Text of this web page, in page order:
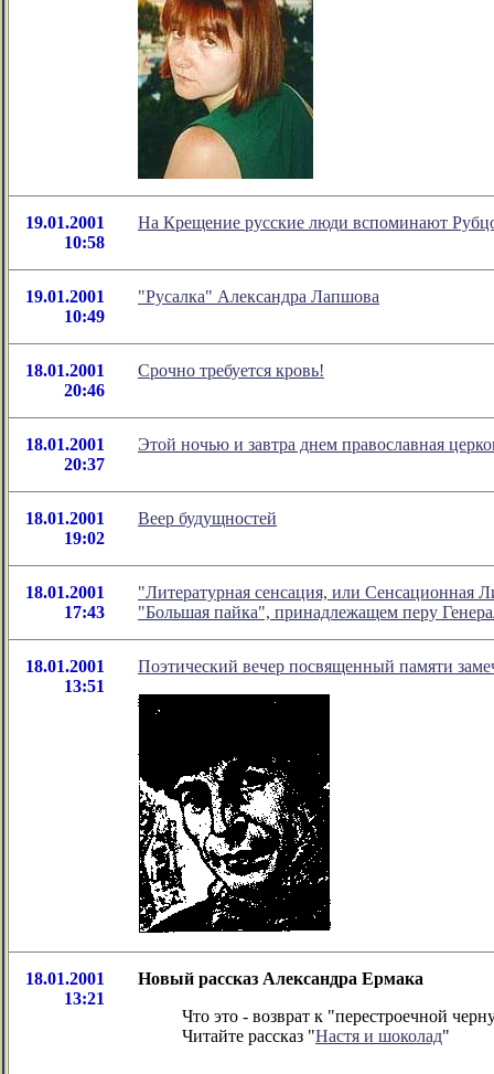
19.01.2001
10:58
На Крещение русские люди вспоминают
19.01.2001
10:49
"Русалка" Александра Лапшова
18.01.2001
20:46
Срочно требуется кровь!
18.01.2001
20:37
Этой ночью и завтра днем православная
18.01.2001
19:02
Веер будущностей
18.01.2001
17:43
"Литературная сенсация, или Сенсационная
"Большая пайка", принадлежащем перу
18.01.2001
13:51
Поэтический вечер посвященный памяти
18.01.2001
13:21
Новый рассказ Александра Ермака
Что это - возврат к "перестроечной
Читайте рассказ "Настя и шоколад"